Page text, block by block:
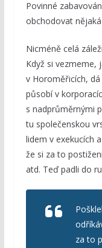
Povinné
obchodovat
Nicméně celá
Když si vezmeme,
v Horoměřicích,
působí v
s nadprůměrnými
tu společenskou
lidem v exekucích
že si za to
atd. Teď padli do
za to